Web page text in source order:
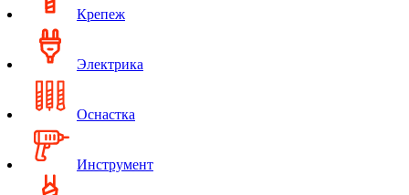
Крепеж
Электрика
Оснастка
Инструмент